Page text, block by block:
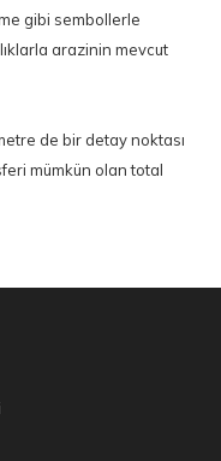
gibi sembollerle
arazinin mevcut
de bir detay noktası
mümkün olan total